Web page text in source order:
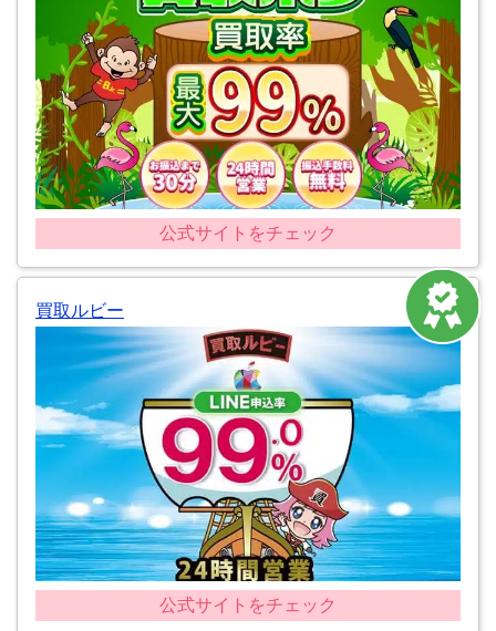
公式サイトをチェック
買取ルビー
公式サイトをチェック